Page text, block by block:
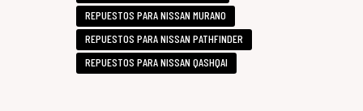
REPUESTOS PARA NISSAN MURANO
REPUESTOS PARA NISSAN PATHFINDER
REPUESTOS PARA NISSAN QASHQAI